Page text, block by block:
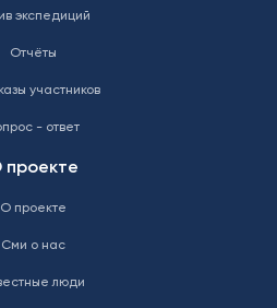
экспедиций
Отчёты
участников
- ответ
проекте
О проекте
Сми о нас
люди